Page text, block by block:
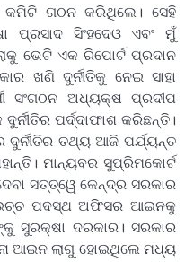
ଗଠନ କରିଥିଲେ। ସେହି
ପ୍ରସାଦ ସିଂହଦେଓ ଏବଂ ମୁଁ
ଭେଟି ଏକ ରିପୋର୍ଟ ପ୍ରଦାନ
ଖଣି ଦୁର୍ନୀତିକୁ ନେଇ ସାହା
ସଂଗଠନ ଅଧ୍ୟକ୍ଷ ପ୍ରଦୀପ
ପର୍ଦ୍ଦାଫାଶ କରିଛନ୍ତି।
ତଥ୍ୟ ଆଜି ପର୍ଯ୍ୟନ୍ତ
ମାନ୍ୟବର ସୁପ୍ରିମକୋର୍ଟ
ସତ୍ତ୍ୱେ କେନ୍ଦ୍ର ସରକାର
ଉଚ୍ଚ ପଦସ୍ଥ ଅଫିସର ଆଇନକୁ
ସୁରକ୍ଷା ଦରକାର। ସରକାର
ଆଇନ ଲାଗୁ ହୋଇଥିଲେ ମଧ୍ୟ